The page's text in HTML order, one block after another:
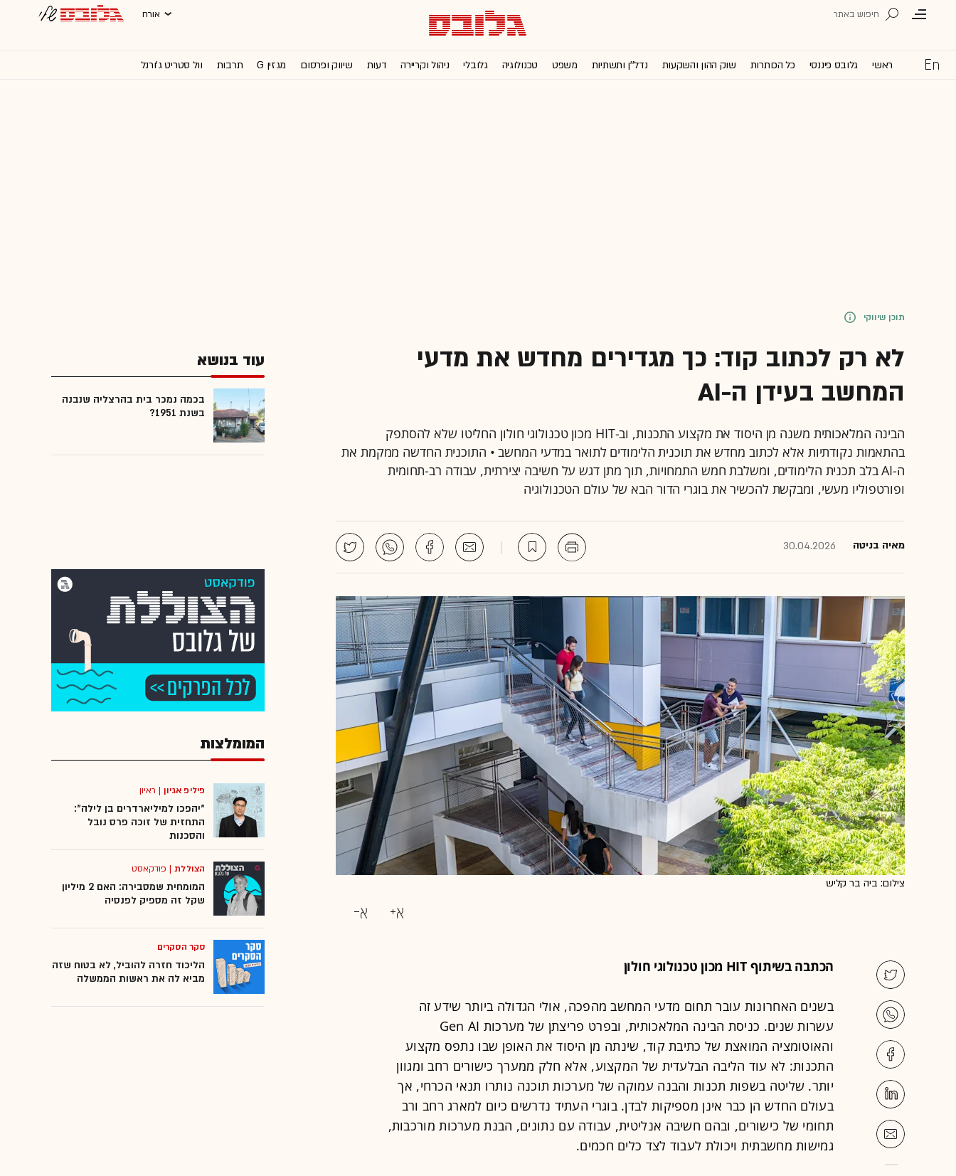
אורח
ראשי גלובס פיננסי כל הכותרות שוק ההון והשקעות נדל''ן ותשתיות משפט טכנולוגיה גלובלי ניהול וקריירה דעות שיווק ופרסום מגזין G תרבות וול סטריט ג'ורנל
תוכן שיווקי
לא רק לכתוב קוד: כך מגדירים מחדש את מדעי
המחשב בעידן ה-AI
הבינה המלאכותית משנה מן היסוד את מקצוע התכנות, וב-HIT מכון טכנולוגי חולון החליטו שלא להסתפק
בהתאמות נקודתיות אלא לכתוב מחדש את תוכנית הלימודים לתואר במדעי המחשב • התוכנית החדשה ממקמת את
ה-AI בלב תכנית הלימודים, ומשלבת חמש התמחויות, תוך מתן דגש על חשיבה יצירתית, עבודה רב-תחומית
ופורטפוליו מעשי, ומבקשת להכשיר את בוגרי הדור הבא של עולם הטכנולוגיה
מאיה בניטה 30.04.2026
צילום: ביה בר קליש
הכתבה בשיתוף HIT מכון טכנולוגי חולון
בשנים האחרונות עובר תחום מדעי המחשב מהפכה, אולי הגדולה ביותר שידע זה
עשרות שנים. כניסת הבינה המלאכותית, ובפרט פריצתן של מערכות Gen AI
והאוטומציה המואצת של כתיבת קוד, שינתה מן היסוד את האופן שבו נתפס מקצוע
התכנות: לא עוד הליבה הבלעדית של המקצוע, אלא חלק ממערך כישורים רחב ומגוון
יותר. שליטה בשפות תכנות והבנה עמוקה של מערכות תוכנה נותרו תנאי הכרחי, אך
בעולם החדש הן כבר אינן מספיקות לבדן. בוגרי העתיד נדרשים כיום למארג רחב ורב
תחומי של כישורים, ובהם חשיבה אנליטית, עבודה עם נתונים, הבנת מערכות מורכבות,
גמישות מחשבתית ויכולת לעבוד לצד כלים חכמים.
עוד בנושא
בכמה נמכר בית בהרצליה שנבנה
בשנת 1951?
המומלצות
פיליפ אגיון | ראיון
"יהפכו למיליארדרים בן לילה":
התחזית של זוכה פרס נובל
והסכנות
הצוללת| פודקאסט
המומחית שמסבירה: האם 2 מיליון
שקל זה מספיק לפנסיה
סקר הסקרים
הליכוד חזרה להוביל, לא בטוח שזה
מביא לה את ראשות הממשלה